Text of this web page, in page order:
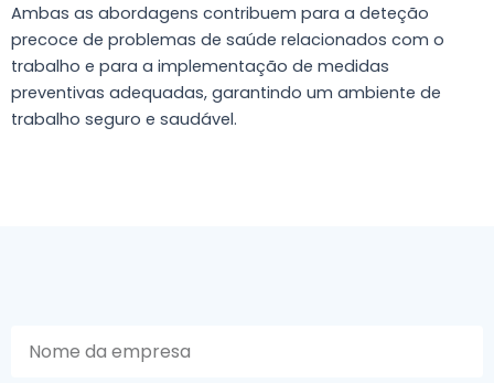
Ambas as abordagens contribuem para a deteção
precoce de problemas de saúde relacionados com o
trabalho e para a implementação de medidas
preventivas adequadas, garantindo um ambiente de
trabalho seguro e saudável.